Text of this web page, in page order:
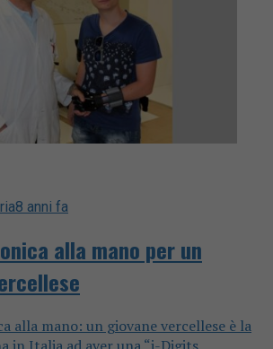
8 anni fa
alla mano per un
alla mano: un giovane vercellese è la